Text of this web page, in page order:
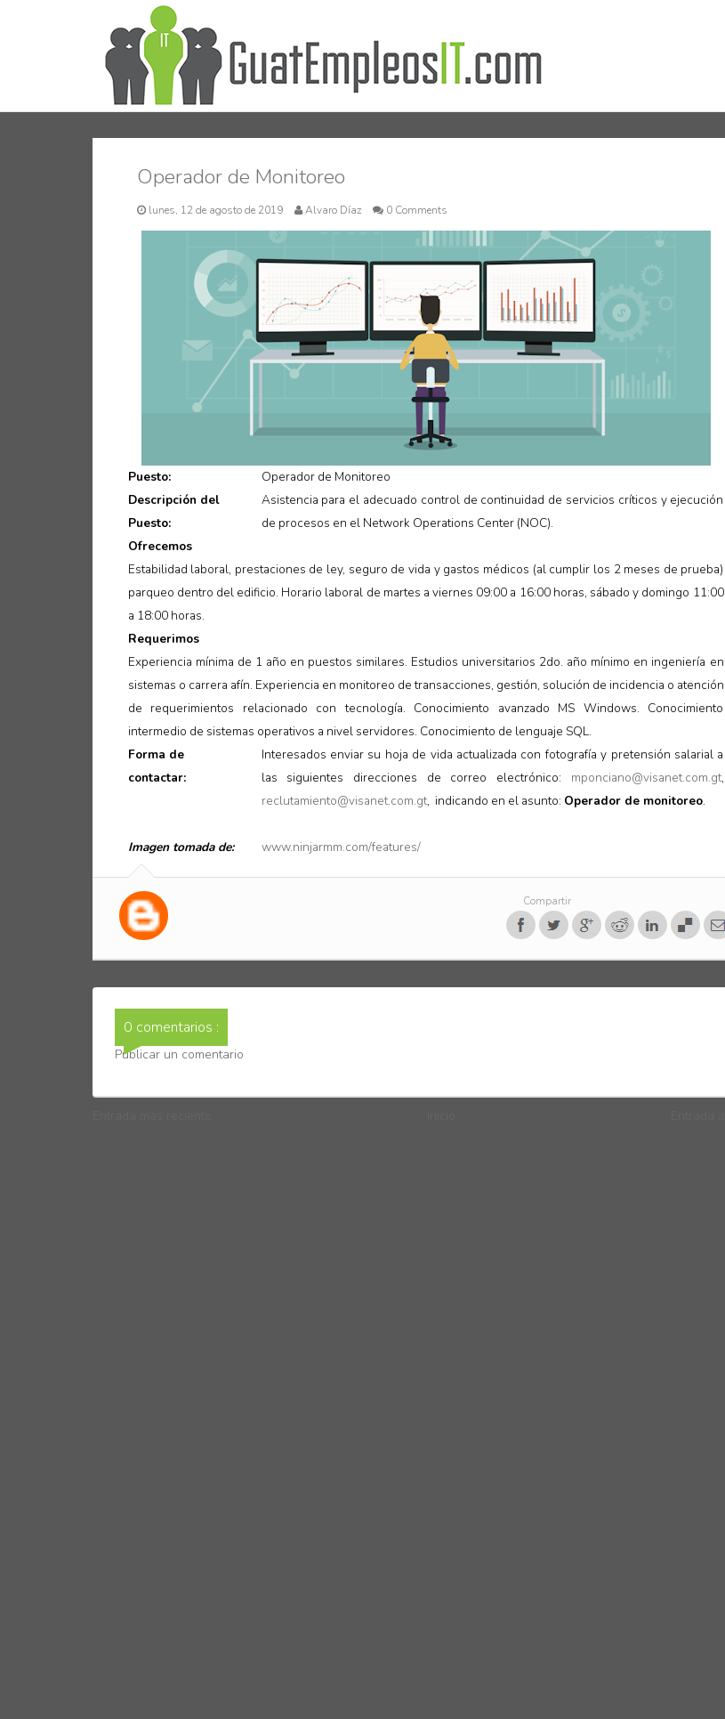
Operador de Monitoreo
lunes, 12 de agosto de 2019 Alvaro Díaz 0 Comments
Puesto:
Operador de Monitoreo
Descripción del
Puesto:
Asistencia para el adecuado control de continuidad de servicios críticos y ejecución
de procesos en el Network Operations Center (NOC).
Ofrecemos
Estabilidad laboral, prestaciones de ley, seguro de vida y gastos médicos (al cumplir los 2 meses de prueba)
parqueo dentro del edificio. Horario laboral de martes a viernes 09:00 a 16:00 horas, sábado y domingo 11:00
a 18:00 horas.
Requerimos
Experiencia mínima de 1 año en puestos similares. Estudios universitarios 2do. año mínimo en ingeniería en
sistemas o carrera afín. Experiencia en monitoreo de transacciones, gestión, solución de incidencia o atención
de requerimientos relacionado con tecnología. Conocimiento avanzado MS Windows. Conocimiento
intermedio de sistemas operativos a nivel servidores. Conocimiento de lenguaje SQL.
Forma de
contactar:
Imagen tomada de:
Interesados enviar su hoja de vida actualizada con fotografía y pretensión salarial a
las siguientes direcciones de correo electrónico: mponciano@visanet.com.gt,
reclutamiento@visanet.com.gt, indicando en el asunto: Operador de monitoreo.
www.ninjarmm.com/features/
Compartir
0 comentarios :
Publicar un comentario